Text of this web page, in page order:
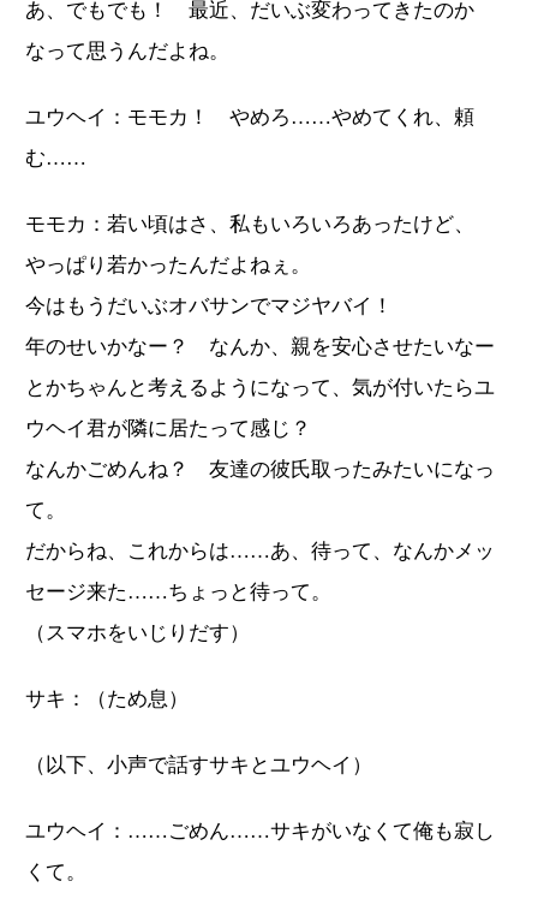
あ、でもでも！ 最近、だいぶ変わってきたのか
なって思うんだよね。
ユウヘイ：モモカ！ やめろ……やめてくれ、頼
む……
モモカ：若い頃はさ、私もいろいろあったけど、
やっぱり若かったんだよねぇ。
今はもうだいぶオバサンでマジヤバイ！
年のせいかなー？ なんか、親を安心させたいなー
とかちゃんと考えるようになって、気が付いたらユ
ウヘイ君が隣に居たって感じ？
なんかごめんね？ 友達の彼氏取ったみたいになっ
て。
だからね、これからは……あ、待って、なんかメッ
セージ来た……ちょっと待って。
（スマホをいじりだす）
サキ：（ため息）
（以下、小声で話すサキとユウヘイ）
ユウヘイ：……ごめん……サキがいなくて俺も寂し
くて。